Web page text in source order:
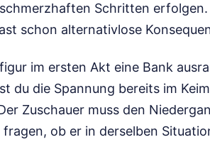
Schritten
schon alternativlose
im ersten Akt eine Bank
du die Spannung bereits im
Zuschauer muss den
fragen, ob er in derselben